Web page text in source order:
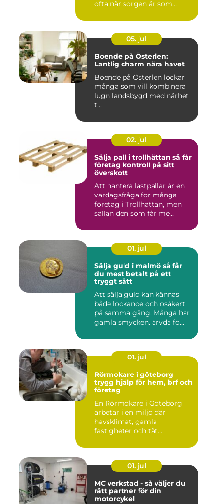
ofta när sorgen är som
05. jul
Boende på Österlen:
Lantlig charm nära havet
Boende på Österlen lockar
många som vill kombinera
lugn landsbygd med närhet
t...
02. jul
Sälja pall i trollhättan så får
företag kontroll på sitt
överskott
Att hantera lastpallar är en
vardagsfråga för många
företag i Trollhättan, men
sällan den som får me...
01. jul
Sälja guld i malmö så får
du mest betalt på ett
tryggt sätt
Att sälja guld kan kännas
både lockande och osäkert
på samma gång. Många har
gamla smycken, ärvda fö...
01. jul
Rörmokare i göteborg
trygg hjälp för hem, brf och
företag
En Rörmokare i Göteborg
arbetar i en miljö där
havsklimat, gamla
fastigheter och tät
01. jul
MC verkstad - så väljer du
rätt partner för din
motorcykel